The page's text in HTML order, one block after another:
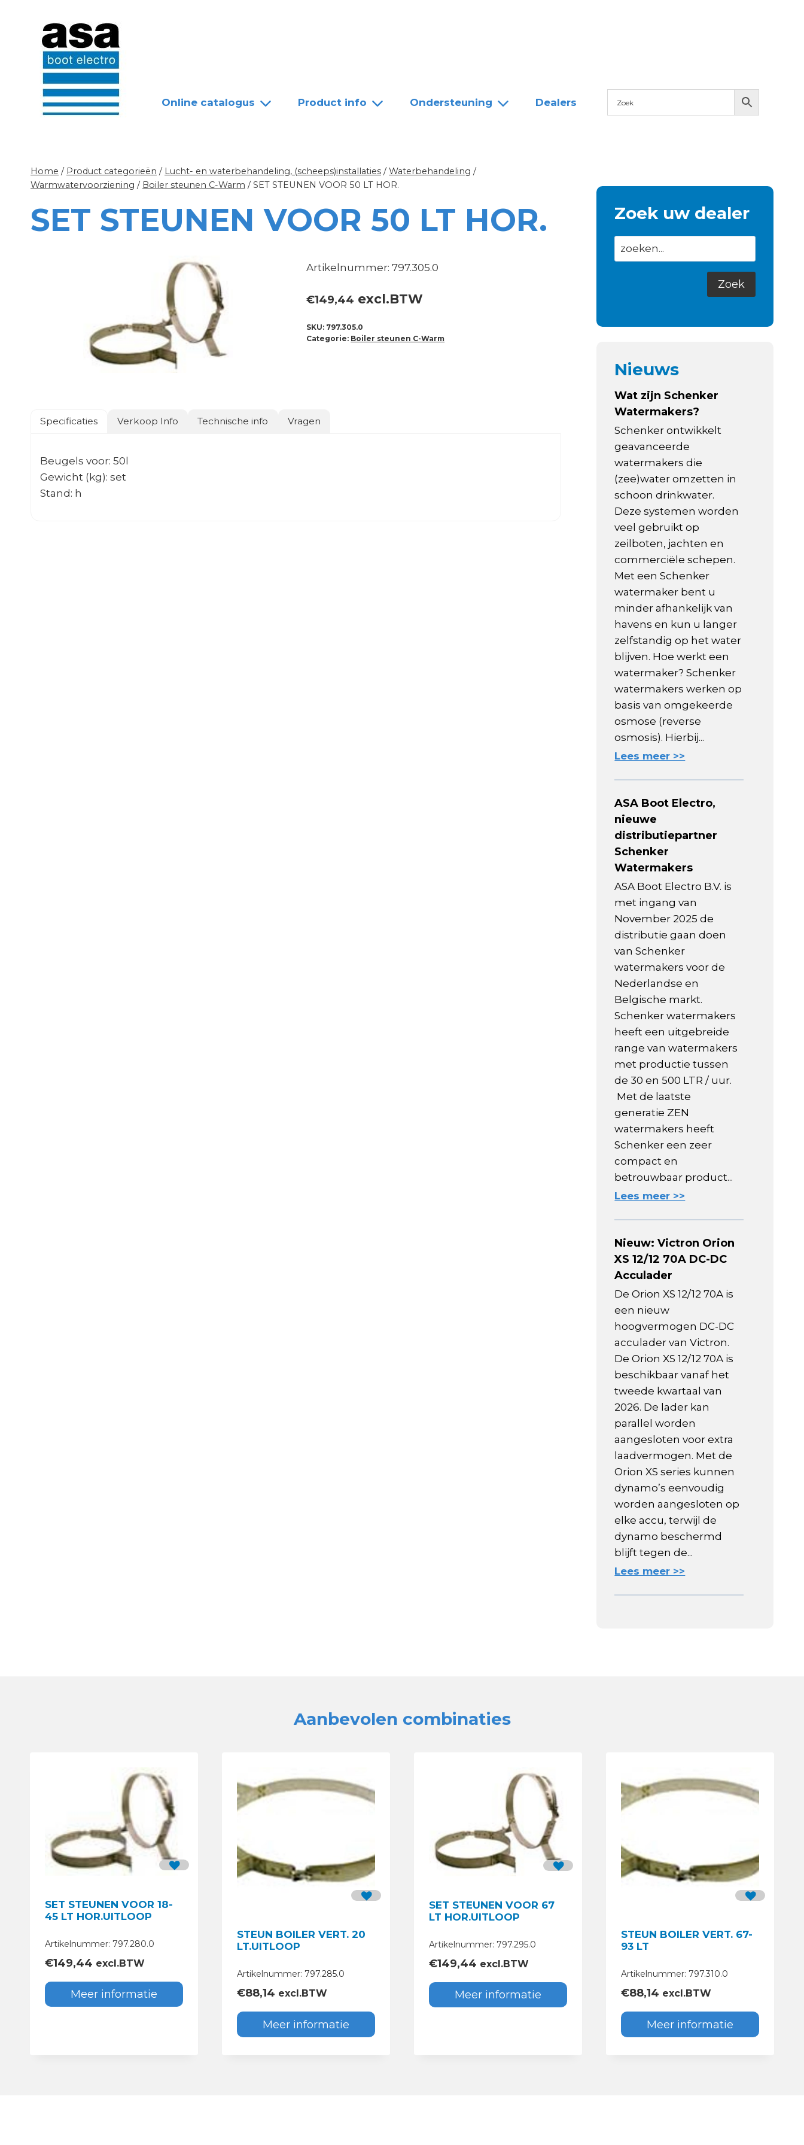
Online catalogus Product info Ondersteuning Dealers
Home / Product categorieën / Lucht- en waterbehandeling, (scheeps)installaties / Waterbehandeling /
Warmwatervoorziening / Boiler steunen C-Warm / SET STEUNEN VOOR 50 LT HOR.
SET STEUNEN VOOR 50 LT HOR.
Artikelnummer: 797.305.0
€149,44 excl.BTW
SKU: 797.305.0
Categorie: Boiler steunen C-Warm
Specificaties Verkoop Info Technische info Vragen
Beugels voor: 50l
Gewicht (kg): set
Stand: h
Zoek uw dealer
Nieuws
Wat zijn Schenker
Watermakers?
Schenker ontwikkelt
geavanceerde
watermakers die
(zee)water omzetten in
schoon drinkwater.
Deze systemen worden
veel gebruikt op
zeilboten, jachten en
commerciële schepen.
Met een Schenker
watermaker bent u
minder afhankelijk van
havens en kun u langer
zelfstandig op het water
blijven. Hoe werkt een
watermaker? Schenker
watermakers werken op
basis van omgekeerde
osmose (reverse
osmosis). Hierbij...
Lees meer >>
ASA Boot Electro,
nieuwe
distributiepartner
Schenker
Watermakers
ASA Boot Electro B.V. is
met ingang van
November 2025 de
distributie gaan doen
van Schenker
watermakers voor de
Nederlandse en
Belgische markt.
Schenker watermakers
heeft een uitgebreide
range van watermakers
met productie tussen
de 30 en 500 LTR / uur.
Met de laatste
generatie ZEN
watermakers heeft
Schenker een zeer
compact en
betrouwbaar product...
Lees meer >>
Nieuw: Victron Orion
XS 12/12 70A DC-DC
Acculader
De Orion XS 12/12 70A is
een nieuw
hoogvermogen DC-DC
acculader van Victron.
De Orion XS 12/12 70A is
beschikbaar vanaf het
tweede kwartaal van
2026. De lader kan
parallel worden
aangesloten voor extra
laadvermogen. Met de
Orion XS series kunnen
dynamo’s eenvoudig
worden aangesloten op
elke accu, terwijl de
dynamo beschermd
blijft tegen de...
Lees meer >>
Aanbevolen combinaties
SET STEUNEN VOOR 18-
45 LT HOR.UITLOOP
Artikelnummer: 797.280.0
€149,44 excl.BTW
Meer informatie
STEUN BOILER VERT. 20
LT.UITLOOP
Artikelnummer: 797.285.0
€88,14 excl.BTW
Meer informatie
SET STEUNEN VOOR 67
LT HOR.UITLOOP
Artikelnummer: 797.295.0
€149,44 excl.BTW
Meer informatie
STEUN BOILER VERT. 67-
93 LT
Artikelnummer: 797.310.0
€88,14 excl.BTW
Meer informatie